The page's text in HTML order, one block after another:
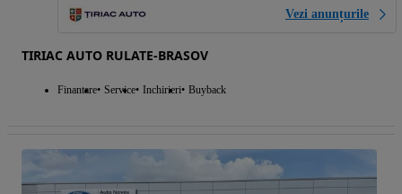
Vezi anunțurile
TIRIAC AUTO RULATE-BRASOV
Finantare Service Inchirieri Buyback